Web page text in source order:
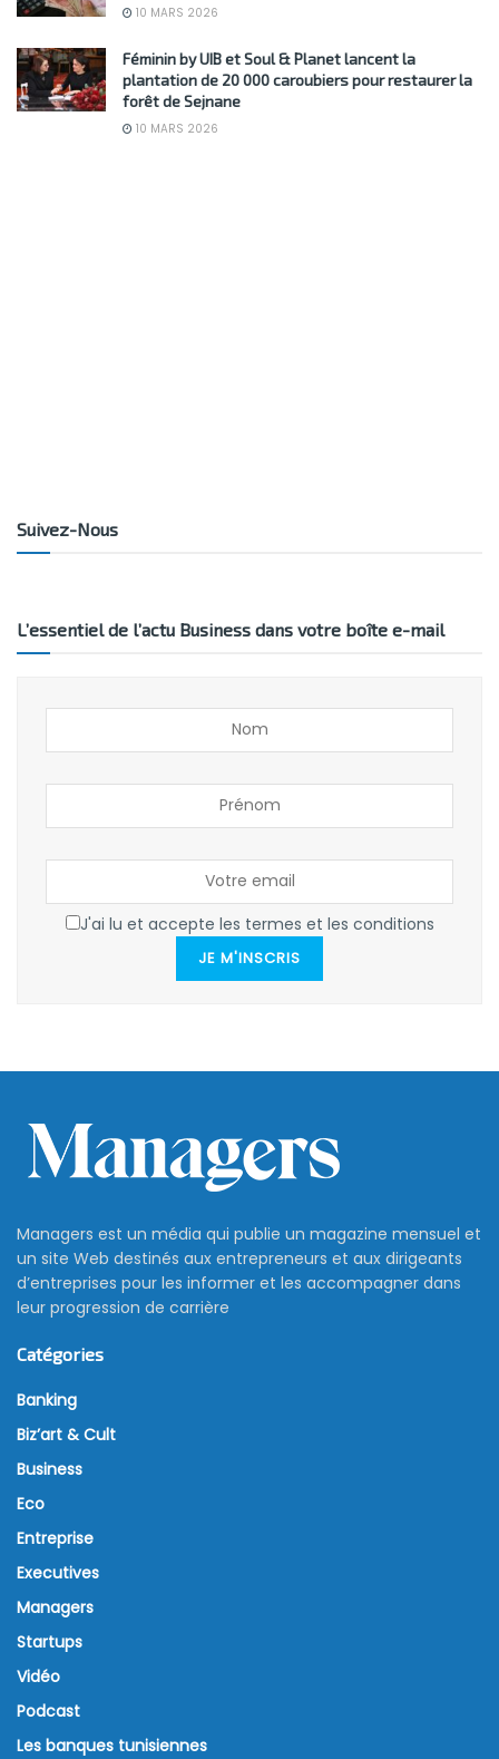
10 MARS 2026
Féminin by UIB et Soul & Planet lancent la
plantation de 20 000 caroubiers pour restaurer la
forêt de Sejnane
10 MARS 2026
Suivez-Nous
L’essentiel de l’actu Business dans votre boîte e-mail
J'ai lu et accepte les termes et les conditions
JE M'INSCRIS
Managers est un média qui publie un magazine mensuel et
un site Web destinés aux entrepreneurs et aux dirigeants
d’entreprises pour les informer et les accompagner dans
leur progression de carrière
Catégories
Banking
Biz’art & Cult
Business
Eco
Entreprise
Executives
Managers
Startups
Vidéo
Podcast
Les banques tunisiennes